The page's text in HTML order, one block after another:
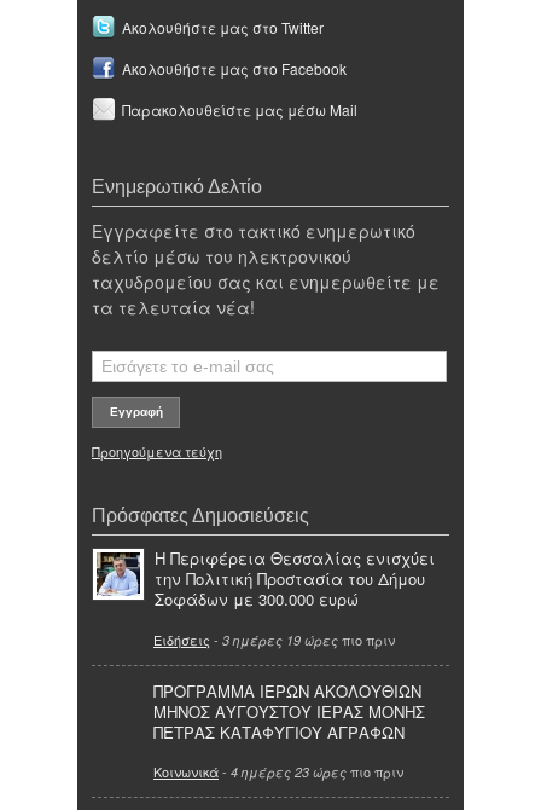
Ακολουθήστε μας στο Twitter
Ακολουθήστε μας στο Facebook
Παρακολουθείστε μας μέσω Mail
Ενημερωτικό Δελτίο
Εγγραφείτε στο τακτικό ενημερωτικό
δελτίο μέσω του ηλεκτρονικού
ταχυδρομείου σας και ενημερωθείτε με
τα τελευταία νέα!
Προηγούμενα τεύχη
Πρόσφατες Δημοσιεύσεις
Η Περιφέρεια Θεσσαλίας ενισχύει
την Πολιτική Προστασία του Δήμου
Σοφάδων με 300.000 ευρώ
Ειδήσεις - 3 ημέρες 19 ώρες πιο πριν
ΠΡΟΓΡΑΜΜΑ ΙΕΡΩΝ ΑΚΟΛΟΥΘΙΩΝ
ΜΗΝΟΣ ΑΥΓΟΥΣΤΟΥ ΙΕΡΑΣ ΜΟΝΗΣ
ΠΕΤΡΑΣ ΚΑΤΑΦΥΓΙΟΥ ΑΓΡΑΦΩΝ
Κοινωνικά- 4 ημέρες 23 ώρες πιο πριν